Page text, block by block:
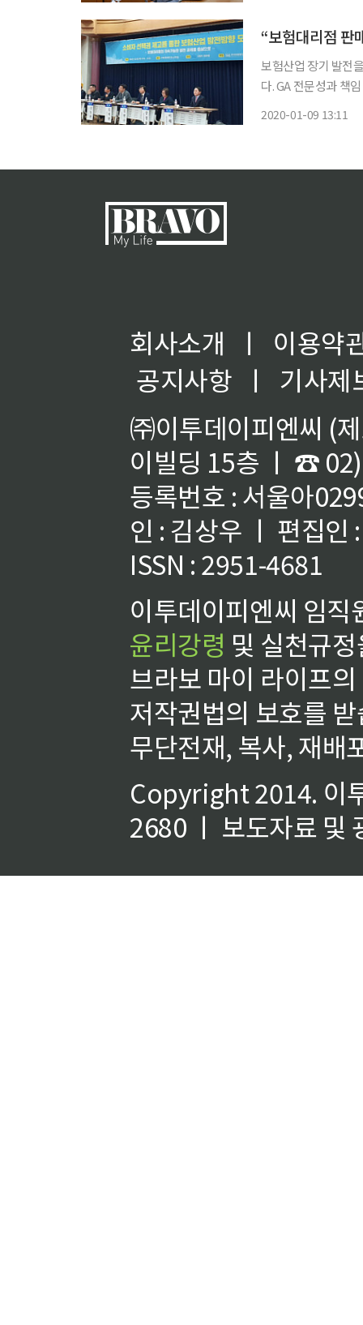
“보험대리점 판
보험산업 장기 발전
다. GA 전문성과 책
2020-01-09 13:11
회사소개 ㅣ
이용약
공지사항
ㅣ
기사제
㈜이투데이피엔씨 (
이빌딩 15층 ㅣ ☎
등록번호 : 서울아
인 : 김상우 ㅣ 편집인
ISSN : 2951-4681
이투데이피엔씨 임
윤리강령 및 실천규
브라보 마이 라이프
저작권법의 보호를
무단전재, 복사, 재배
Copyright 2014. 이
2680 ㅣ 보도자료